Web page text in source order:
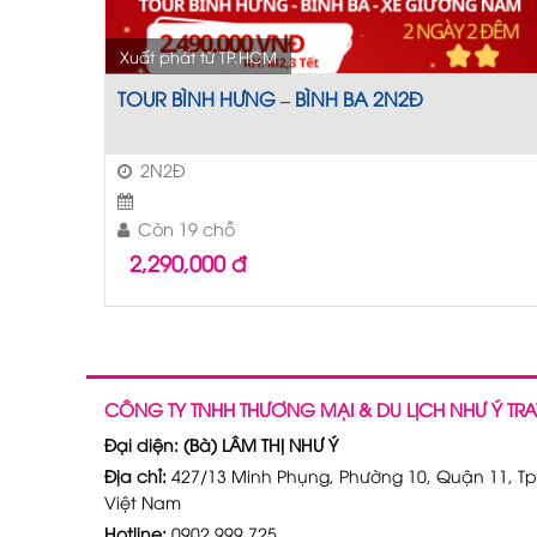
TOUR BÌNH HƯNG – BÌNH BA 2N2Đ
Xuất phát từ TP.HCM
2N2Đ
Còn 19 chỗ
2,290,000đ
CÔNG TY TNHH THƯƠNG MẠI & DU LỊCH NHƯ Ý
Đại diện: (Bà) LÂM THỊ NHƯ Ý
Địa chỉ: 427/13 Minh Phụng, Phường 10, Quận 11,
Việt Nam